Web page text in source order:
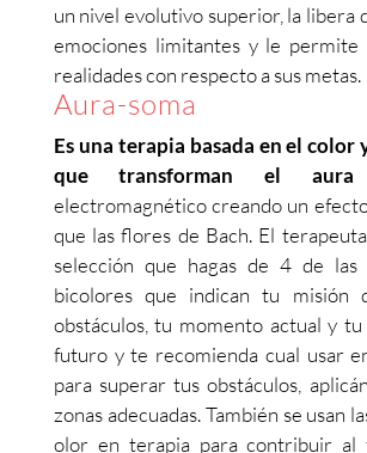
un nivel evolutivo superior, la libera
emociones limitantes y le permite
realidades con respecto a sus metas.
Aura-soma
Es una terapia basada en el color
que transforman el aura
electromagnético creando un
que las flores de Bach. El
selección que hagas de 4 de
bicolores que indican tu misión
obstáculos, tu momento actual y
futuro y te recomienda cual usar
para superar tus obstáculos,
zonas adecuadas. También se usan
olor en terapia para contribuir al